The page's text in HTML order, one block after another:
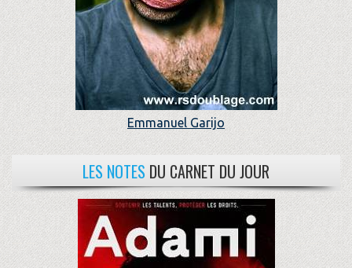
Emmanuel Garijo
LES NOTES DU CARNET DU JOUR